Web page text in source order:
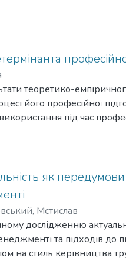
теоретико-
його професійної
під час
психолога як
ідентичностей на
за умови
здібностей, бажань і
професійного
почуттям
як
Мстислав
дослідженню
та підходів
на стиль керівництва